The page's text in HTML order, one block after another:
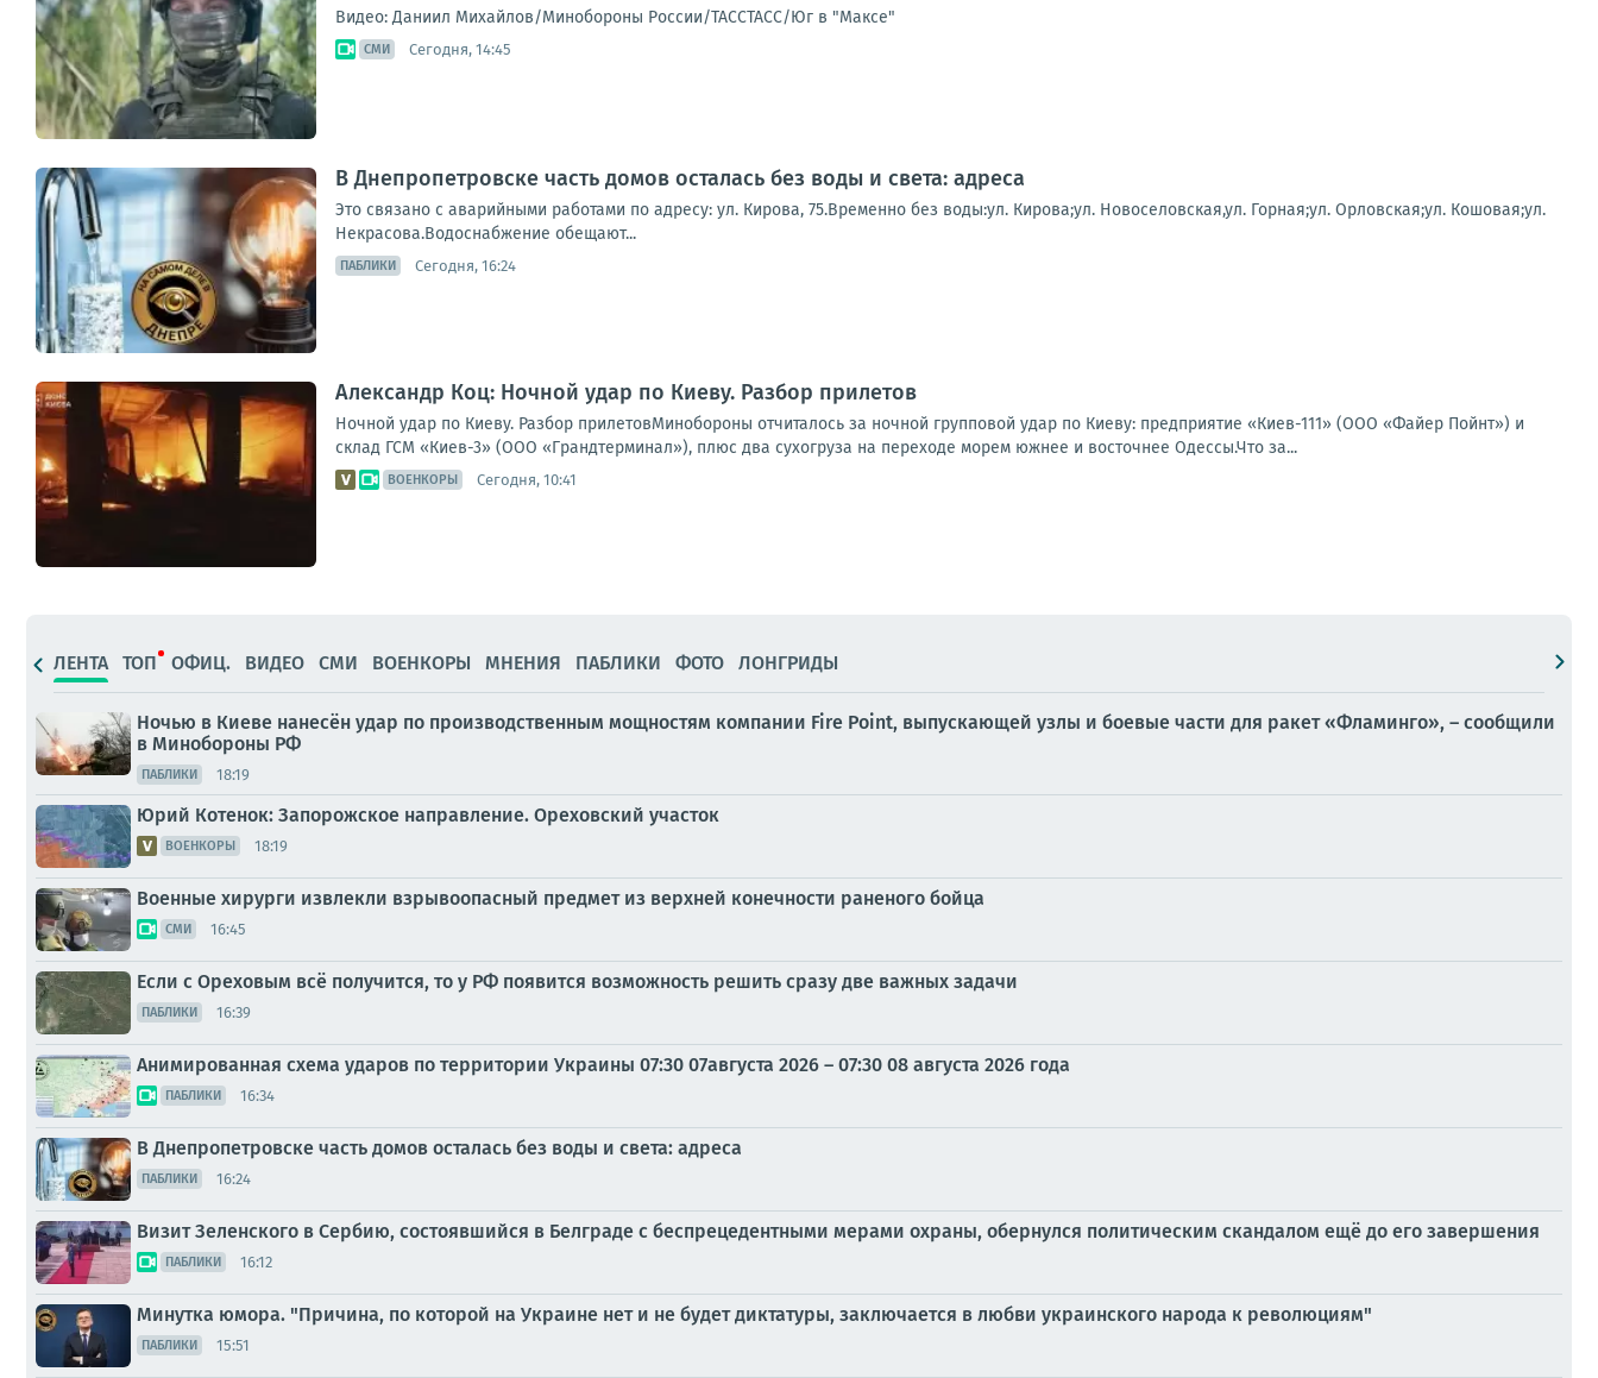
Видео: Даниил Михайлов/Минобороны России/ТАССТАСС/Юг в "Максе"
СМИ Сегодня, 14:45
В Днепропетровске часть домов осталась без воды и света: адреса
Это связано с аварийными работами по адресу: ул. Кирова, 75.Временно без воды:ул. Кирова;ул. Новоселовская,ул. Горная;ул. Орловская;ул. Кошовая;ул.
Некрасова.Водоснабжение обещают...
ПАБЛИКИ Сегодня, 16:24
Александр Коц: Ночной удар по Киеву. Разбор прилетов
Ночной удар по Киеву. Разбор прилетовМинобороны отчиталось за ночной групповой удар по Киеву: предприятие «Киев-111» (ООО «Файер Пойнт») и
склад ГСМ «Киев-3» (ООО «Грандтерминал»), плюс два сухогруза на переходе морем южнее и восточнее Одессы.Что за...
ВОЕНКОРЫ Сегодня, 10:41
ЛЕНТА ТОП ОФИЦ. ВИДЕО СМИ ВОЕНКОРЫ МНЕНИЯ ПАБЛИКИ ФОТО ЛОНГРИДЫ
Ночью в Киеве нанесён удар по производственным мощностям компании Fire Point, выпускающей узлы и боевые части для ракет «Фламинго», – сообщили
в Минобороны РФ
ПАБЛИКИ 18:19
Юрий Котенок: Запорожское направление. Ореховский участок
ВОЕНКОРЫ 18:19
Военные хирурги извлекли взрывоопасный предмет из верхней конечности раненого бойца
СМИ 16:45
Если с Ореховым всё получится, то у РФ появится возможность решить сразу две важных задачи
ПАБЛИКИ 16:39
Анимированная схема ударов по территории Украины 07:30 07августа 2026 – 07:30 08 августа 2026 года
ПАБЛИКИ 16:34
В Днепропетровске часть домов осталась без воды и света: адреса
ПАБЛИКИ 16:24
Визит Зеленского в Сербию, состоявшийся в Белграде с беспрецедентными мерами охраны, обернулся политическим скандалом ещё до его завершения
ПАБЛИКИ 16:12
Минутка юмора. "Причина, по которой на Украине нет и не будет диктатуры, заключается в любви украинского народа к революциям"
ПАБЛИКИ 15:51